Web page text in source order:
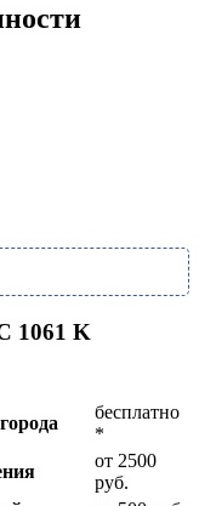
1061 K
бесплатно
*
от 2500
руб.